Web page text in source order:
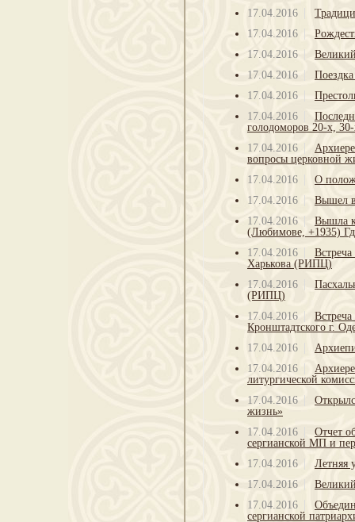
17.04.2016
17.04.2016
17.04.2016
17.04.2016
17.04.2016
17.04.2016
голодоморов 20-х,
17.04.2016
вопросы церковной
17.04.2016
О
17.04.2016
Вышел
17.04.2016
Вышла
(Любимове, +1935)
17.04.2016
Харькова (РИПЦ)
17.04.2016
(РИПЦ)
17.04.2016
Кронштадтского г.
17.04.2016
17.04.2016
литургической
17.04.2016
жизнь»
17.04.2016
Отчет
сергианской МП и
17.04.2016
Летняя
17.04.2016
17.04.2016
сергианской